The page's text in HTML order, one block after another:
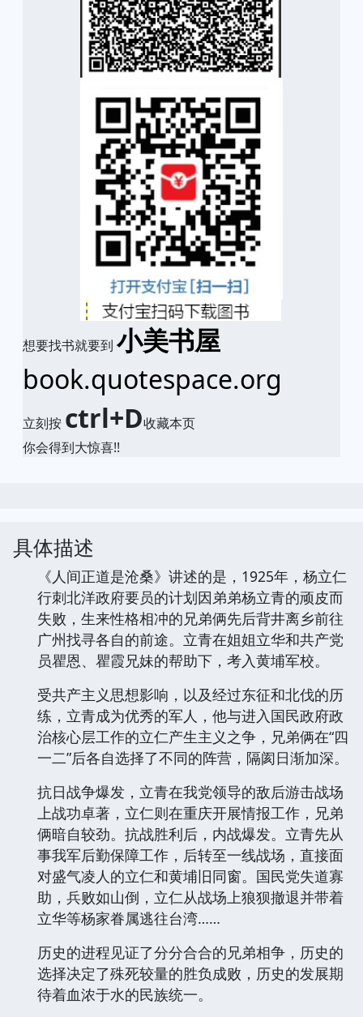
想要找书就要到 小美书屋
book.quotespace.org
立刻按 ctrl+D收藏本页
你会得到大惊喜!!
具体描述
《人间正道是沧桑》讲述的是，1925年，杨立仁
行刺北洋政府要员的计划因弟弟杨立青的顽皮而
失败，生来性格相冲的兄弟俩先后背井离乡前往
广州找寻各自的前途。立青在姐姐立华和共产党
员瞿恩、瞿霞兄妹的帮助下，考入黄埔军校。
受共产主义思想影响，以及经过东征和北伐的历
练，立青成为优秀的军人，他与进入国民政府政
治核心层工作的立仁产生主义之争，兄弟俩在“四
一二”后各自选择了不同的阵营，隔阂日渐加深。
抗日战争爆发，立青在我党领导的敌后游击战场
上战功卓著，立仁则在重庆开展情报工作，兄弟
俩暗自较劲。抗战胜利后，内战爆发。立青先从
事我军后勤保障工作，后转至一线战场，直接面
对盛气凌人的立仁和黄埔旧同窗。国民党失道寡
助，兵败如山倒，立仁从战场上狼狈撤退并带着
立华等杨家眷属逃往台湾……
历史的进程见证了分分合合的兄弟相争，历史的
选择决定了殊死较量的胜负成败，历史的发展期
待着血浓于水的民族统一。